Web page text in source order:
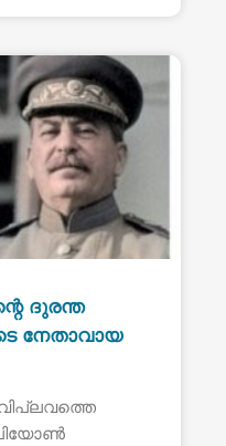
ദുരന്ത
നേതാവായ